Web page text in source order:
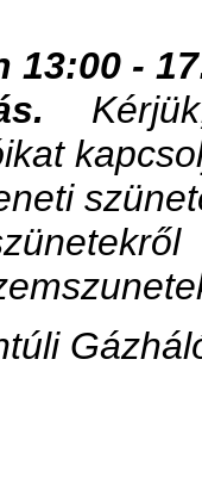
13:00 -